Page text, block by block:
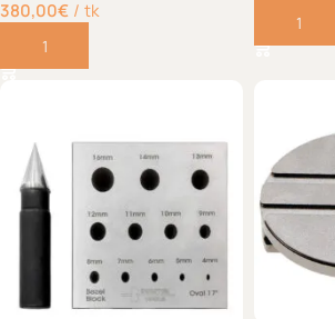
380,00€ tk
Lisa korvi
Lisa korvi